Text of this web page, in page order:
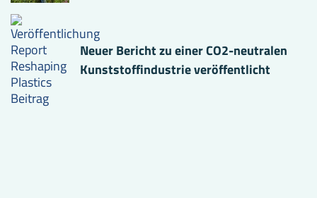
Neuer Bericht zu einer CO2-neutralen
Kunststoffindustrie veröffentlicht